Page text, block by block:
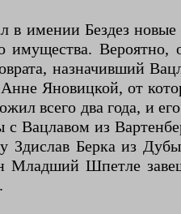
в имении Бездез
имущества.
назначивший
Яновицкой, от
всего два года, и
Вацлавом из
Здислав Берка из
Младший Шпетле